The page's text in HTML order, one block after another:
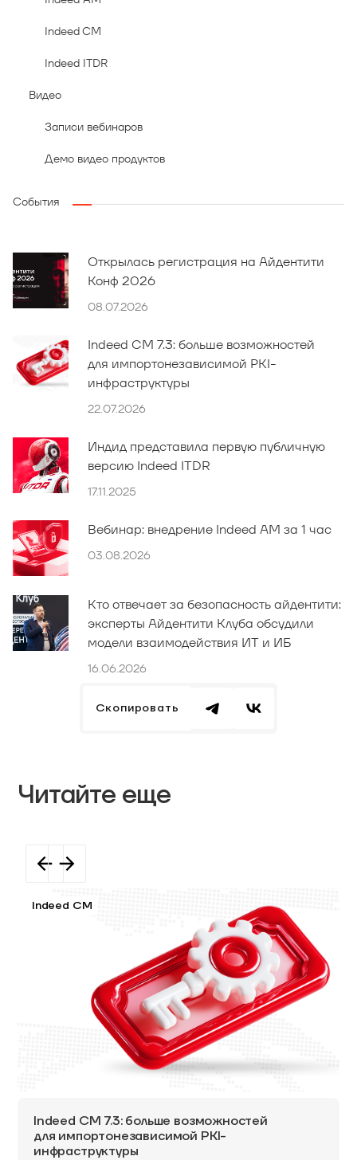
Indeed CM
Indeed ITDR
Видео
Записи вебинаров
Демо видео продуктов
События
Открылась регистрация на Айдентити
Конф 2026
08.07.2026
Indeed CM 7.3: больше возможностей
для импортонезависимой PKI-
инфраструктуры
22.07.2026
Индид представила первую публичную
версию Indeed ITDR
17.11.2025
Вебинар: внедрение Indeed AM за 1 час
03.08.2026
Кто отвечает за безопасность айдентити:
эксперты Айдентити Клуба обсудили
модели взаимодействия ИТ и ИБ
16.06.2026
Скопировать
Читайте еще
Indeed CM
Indeed CM 7.3: больше возможностей
для импортонезависимой PKI-
инфраструктуры